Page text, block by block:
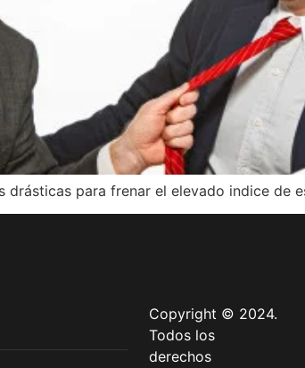
para frenar el elevado indice de
Copyright © 2024.
Todos los
derechos